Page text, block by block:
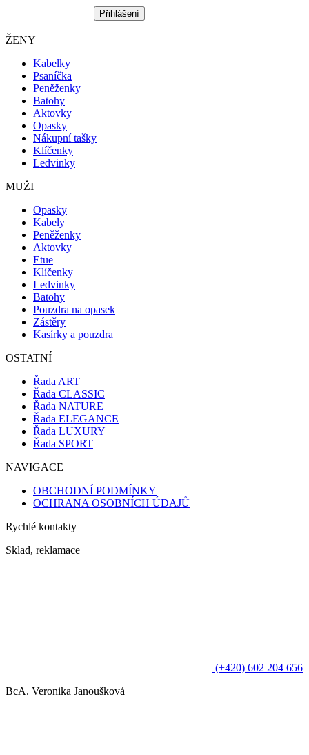
ŽENY
Kabelky
Psaníčka
Peněženky
Batohy
Aktovky
Opasky
Nákupní tašky
Klíčenky
Ledvinky
MUŽI
Opasky
Kabely
Peněženky
Aktovky
Etue
Klíčenky
Ledvinky
Batohy
Pouzdra na opasek
Zástěry
Kasírky a pouzdra
OSTATNÍ
Řada ART
Řada CLASSIC
Řada NATURE
Řada ELEGANCE
Řada LUXURY
Řada SPORT
NAVIGACE
OBCHODNÍ PODMÍNKY
OCHRANA OSOBNÍCH ÚDAJŮ
Rychlé kontakty
Sklad, reklamace
(+420) 602 204 656
BcA. Veronika Janoušková